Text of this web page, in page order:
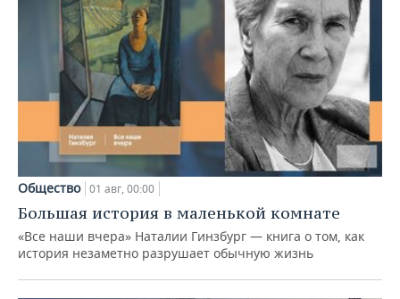
Общество 01 авг, 00:00
Большая история в маленькой комнате
«Все наши вчера» Наталии Гинзбург — книга о том, как
история незаметно разрушает обычную жизнь